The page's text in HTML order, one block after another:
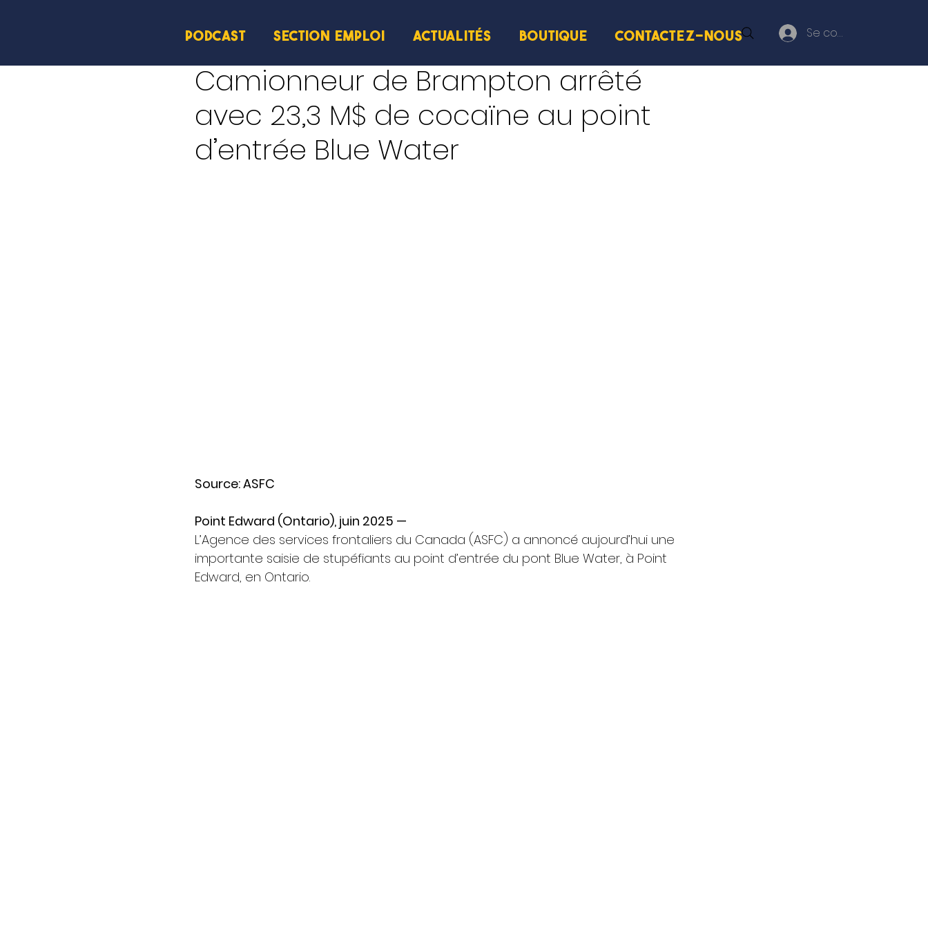
Se connecter
PODCAST SECTION EMPLOI ACTUALITÉS BOUTIQUE Contactez-nous
Camionneur de Brampton arrêté
avec 23,3 M$ de cocaïne au point
d’entrée Blue Water
Source: ASFC
Point Edward (Ontario), juin 2025 —
L’Agence des services frontaliers du Canada (ASFC) a annoncé aujourd’hui une
importante saisie de stupéfiants au point d’entrée du pont Blue Water, à Point
Edward, en Ontario.